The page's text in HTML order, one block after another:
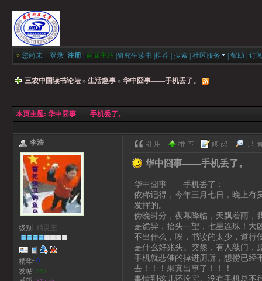
» 您尚未 登录 注册 返回主站 研究生读书 推荐 搜索 社区服务 帮助 订
三农中国读书论坛 » 生活趣事 » 华中囧事——手机丢了。
本页主题: 华中囧事——手机丢了。
李浩
级别: 精灵王
精华: 0
发帖: 317
华中囧事——手机丢了。
华中囧事——手机丢了：
依稀记得，今年三月七日，晚上有
发挥的。
傍晚时分，夜幕降临，天飘着雨，
是诡异，抬头一望，七星连珠！大
不出什么，唉，书读的太少，道行
是什么好兆头。突然，有人敲门，
手机就悲催的掉进厕所，想捞已经
去！！！果真出事了！！！
事情到这儿还没完。没有手机总不